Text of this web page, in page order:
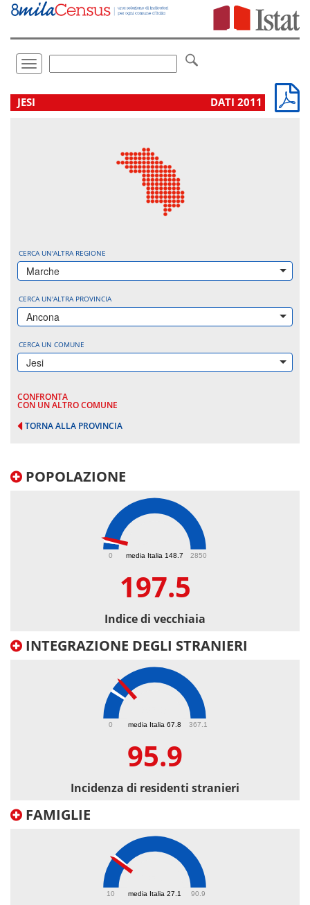
Vai
direttamente
Toggle
navigation
.
JESI DATI 2011
CERCA UN'ALTRA REGIONE
Marche
CERCA UN'ALTRA PROVINCIA
Ancona
CERCA UN COMUNE
Jesi
CONFRONTA
CON UN ALTRO COMUNE
TORNA ALLA PROVINCIA
POPOLAZIONE
media Italia 148.7
0 2850
197.5
Indice di vecchiaia
INTEGRAZIONE DEGLI STRANIERI
media Italia 67.8
0 367.1
95.9
Incidenza di residenti stranieri
FAMIGLIE
media Italia 27.1
10 90.9